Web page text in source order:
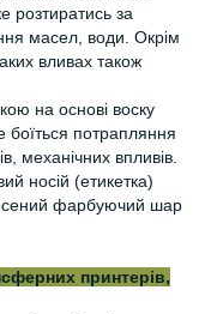
розтиратись за
масел, води. Окрім
вливах також
на основі воску
боїться потрапляння
механічних впливів.
носій (етикетка)
фарбуючий шар
принтерів,